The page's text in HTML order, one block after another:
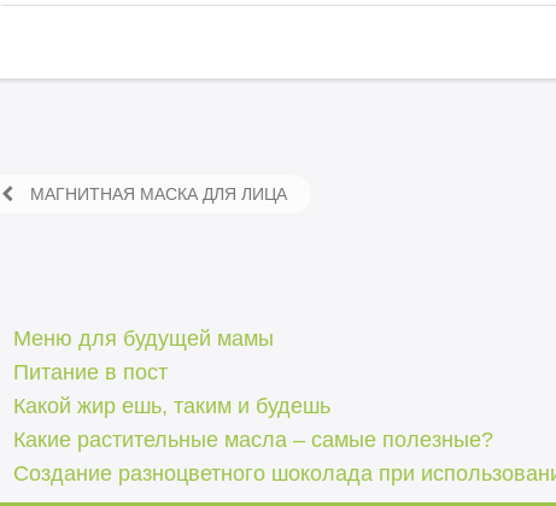
МАГНИТНАЯ МАСКА ДЛЯ ЛИЦА
Меню для будущей мамы
Питание в пост
Какой жир ешь, таким и будешь
Какие растительные масла – самые полезные?
Создание разноцветного шоколада при